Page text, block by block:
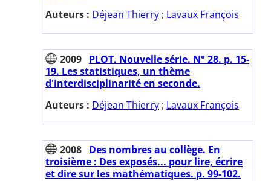
Auteurs : Déjean Thierry ; Lavaux François
2009 PLOT. Nouvelle série. N° 28. p. 15-
19. Les statistiques, un thème
d'interdisciplinarité en seconde.
Auteurs : Déjean Thierry ; Lavaux François
2008 Des nombres au collège. En
troisième : Des exposés... pour lire, écrire
et dire sur les mathématiques. p. 99-102.